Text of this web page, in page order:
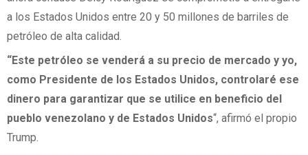
a los Estados Unidos entre 20 y 50 millones de barriles de
petróleo de alta calidad.
“Este petróleo se venderá a su precio de mercado y yo,
como Presidente de los Estados Unidos, controlaré ese
dinero para garantizar que se utilice en beneficio del
pueblo venezolano y de Estados Unidos“, afirmó el propio
Trump.